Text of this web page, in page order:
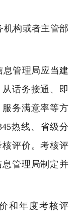
机构或者主管部
管理局应当建
话务接通、即
务满意率等方
热线、省级分
评价。考核评
管理局制定并
和年度考核评